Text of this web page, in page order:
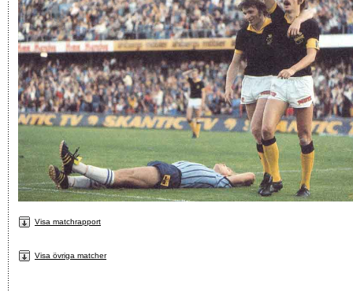
Visa matchrapport
Visa övriga matcher